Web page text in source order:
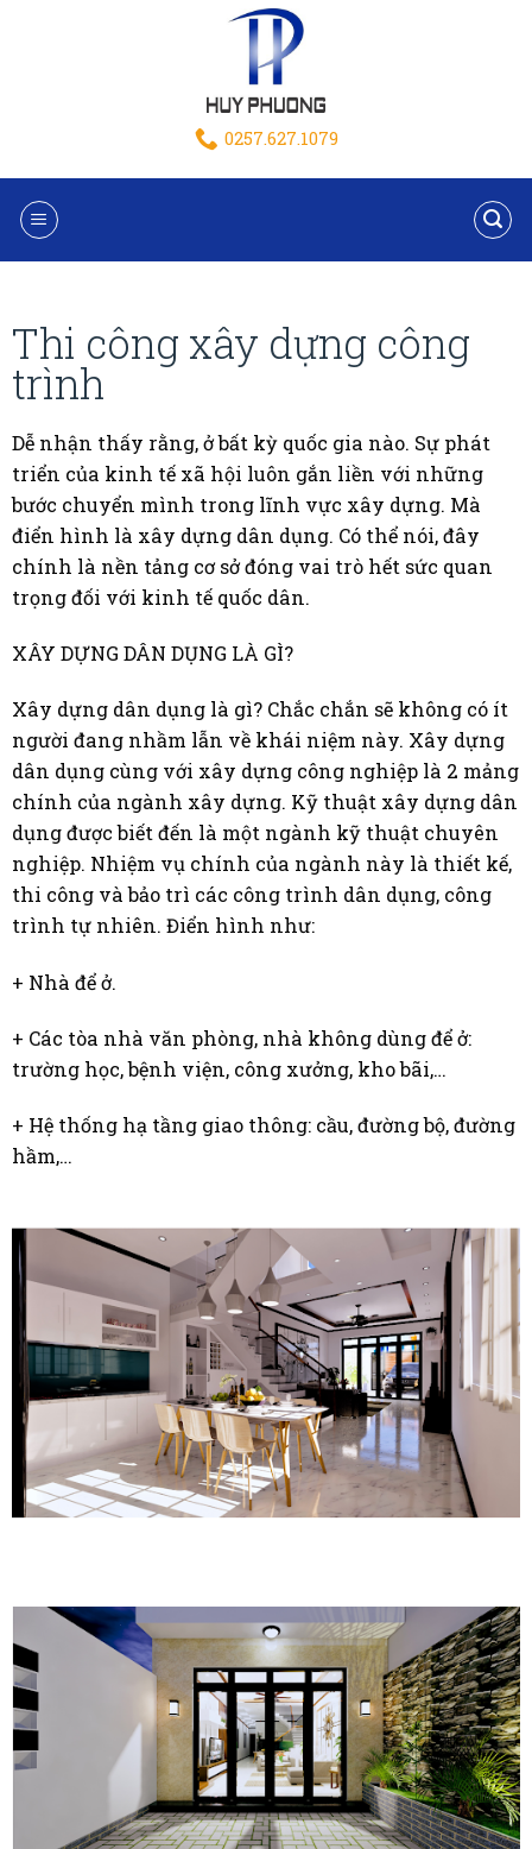
0257.627.1079
Thi công xây dựng công
trình
Dễ nhận thấy rằng, ở bất kỳ quốc gia nào. Sự phát
triển của kinh tế xã hội luôn gắn liền với những
bước chuyển mình trong lĩnh vực xây dựng. Mà
điển hình là xây dựng dân dụng. Có thể nói, đây
chính là nền tảng cơ sở đóng vai trò hết sức quan
trọng đối với kinh tế quốc dân.
XÂY DỰNG DÂN DỤNG LÀ GÌ?
Xây dựng dân dụng là gì? Chắc chắn sẽ không có ít
người đang nhầm lẫn về khái niệm này. Xây dựng
dân dụng cùng với xây dựng công nghiệp là 2 mảng
chính của ngành xây dựng. Kỹ thuật xây dựng dân
dụng được biết đến là một ngành kỹ thuật chuyên
nghiệp. Nhiệm vụ chính của ngành này là thiết kế,
thi công và bảo trì các công trình dân dụng, công
trình tự nhiên. Điển hình như:
+ Nhà để ở.
+ Các tòa nhà văn phòng, nhà không dùng để ở:
trường học, bệnh viện, công xưởng, kho bãi,…
+ Hệ thống hạ tầng giao thông: cầu, đường bộ, đường
hầm,…